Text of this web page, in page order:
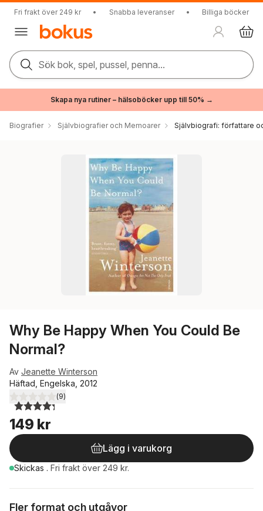
Fri frakt över 249 kr • Snabba leveranser • Billiga böcker
Sök bok, spel, pussel, penna...
Skapa nya rutiner – hälsoböcker upp till 50% →
Biografier Självbiografier och Memoarer Självbiografi: författare
Why Be Happy When You Could Be
Normal?
Av Jeanette Winterson
Häftad, Engelska, 2012
4,3utav 5 stjärnor. Totalt antal röster:
(9)
149 kr
Lägg i varukorg
Skickas . Fri frakt över 249 kr.
Fler format och utgåvor